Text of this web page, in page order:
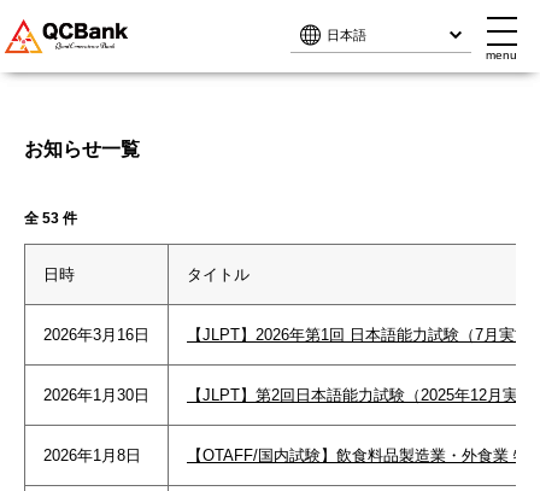
menu
menu
お知らせ一覧
全 53 件
日時 タイトル
2026年3月16日 【JLPT】2026年第1回 日本語能力試験（7月実
2026年1月30日 【JLPT】第2回日本語能力試験（2025年12月実
2026年1月8日 【OTAFF/国内試験】飲食料品製造業・外食業